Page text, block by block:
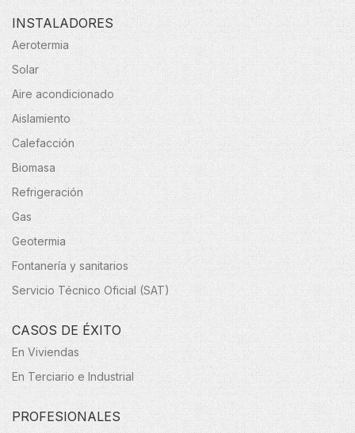
INSTALADORES
Aerotermia
Solar
Aire acondicionado
Aislamiento
Calefacción
Biomasa
Refrigeración
Gas
Geotermia
Fontanería y sanitarios
Servicio Técnico Oficial (SAT)
CASOS DE ÉXITO
En Viviendas
En Terciario e Industrial
PROFESIONALES